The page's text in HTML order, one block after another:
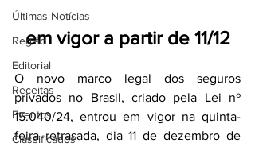
Últimas Notícias
Região
Editorial
Receitas
Eventos
Classificados
em vigor a partir de 11/12
O novo marco legal dos seguros
privados no Brasil, criado pela Lei nº
15.040/24, entrou em vigor na quinta-
feira retrasada, dia 11 de dezembro de